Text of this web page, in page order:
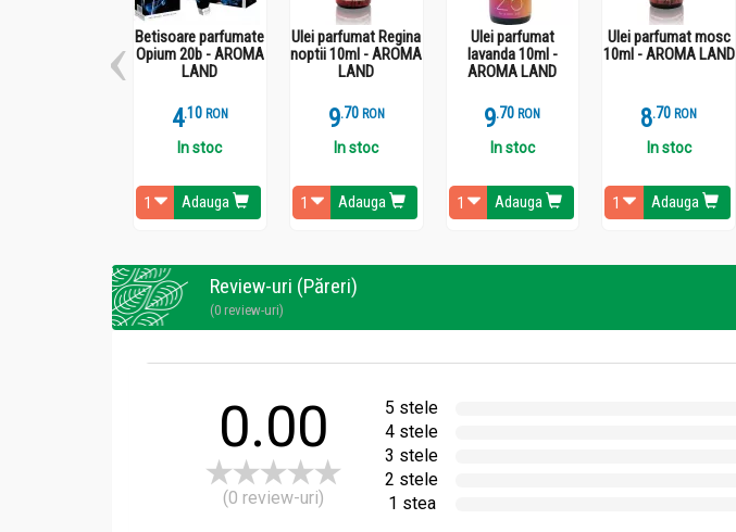
Dupa deschidere a se pastra cu grija la rece.
Administrare
Betisoare parfumate
Opium 20b - AROMA
LAND
4.1 RON
In stoc
Adauga
Ulei parfumat Regina
noptii 10ml - AROMA
LAND
9.7 RON
In stoc
Adauga
Ulei parfumat
lavanda 10ml -
AROMA LAND
9.7 RON
In stoc
Adauga
Ulei parfumat mosc
10ml - AROMA LAND
8.7 RON
In stoc
Adauga
Review-uri (Păreri)
(0 review-uri)
0.00
(0 review-uri)
5 stele
4 stele
3 stele
2 stele
1 stea